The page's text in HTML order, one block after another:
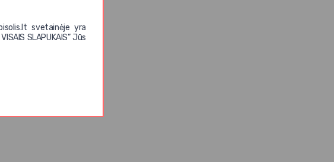
svetainėje yra
SLAPUKAIS” Jūs